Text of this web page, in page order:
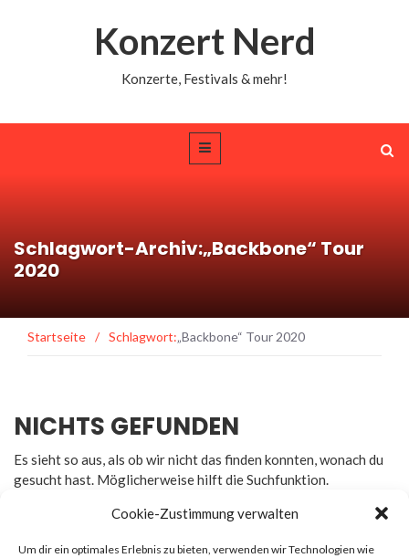
Cookie-Zustimmung verwalten
Um dir ein optimales Erlebnis zu bieten, verwenden wir Technologien wie
Konzert Nerd
Konzerte, Festivals & mehr!
Schlagwort-Archiv:„Backbone“ Tour
2020
Startseite / Schlagwort:„Backbone“ Tour 2020
NICHTS GEFUNDEN
Es sieht so aus, als ob wir nicht das finden konnten, wonach du
gesucht hast. Möglicherweise hilft die Suchfunktion.